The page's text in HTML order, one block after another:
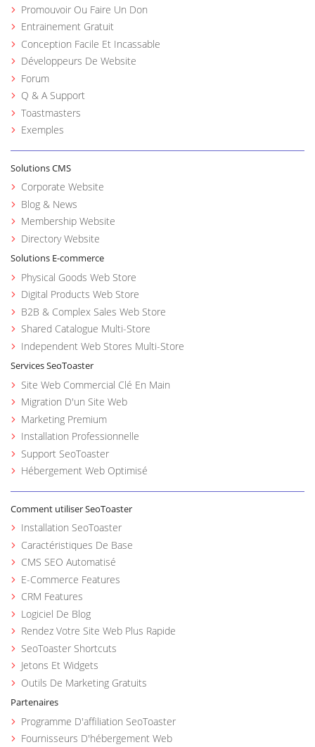
Promouvoir Ou Faire Un Don
Entrainement Gratuit
Conception Facile Et Incassable
Développeurs De Website
Forum
Q & A Support
Toastmasters
Exemples
Solutions CMS
Corporate Website
Blog & News
Membership Website
Directory Website
Solutions E-commerce
Physical Goods Web Store
Digital Products Web Store
B2B & Complex Sales Web Store
Shared Catalogue Multi-Store
Independent Web Stores Multi-Store
Services SeoToaster
Site Web Commercial Clé En Main
Migration D'un Site Web
Marketing Premium
Installation Professionnelle
Support SeoToaster
Hébergement Web Optimisé
Comment utiliser SeoToaster
Installation SeoToaster
Caractéristiques De Base
CMS SEO Automatisé
E-Commerce Features
CRM Features
Logiciel De Blog
Rendez Votre Site Web Plus Rapide
SeoToaster Shortcuts
Jetons Et Widgets
Outils De Marketing Gratuits
Partenaires
Programme D'affiliation SeoToaster
Fournisseurs D'hébergement Web